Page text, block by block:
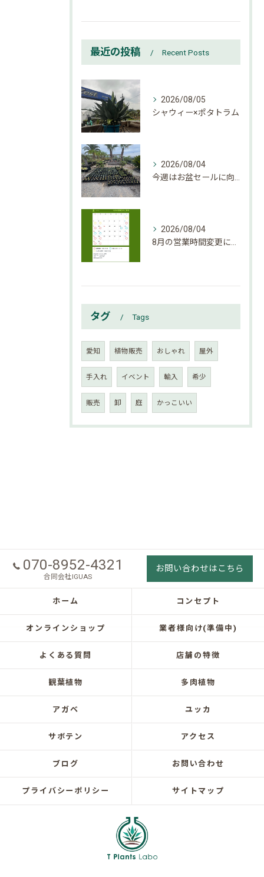
最近の投稿 Recent Posts
2026/08/05
シャウィー×ポタトラム
2026/08/04
2026/08/04
タグ Tags
愛知 植物販売 おしゃれ 屋外
手入れ イベント 輸入 希少
販売 卸 庭 かっこいい
070-8952-4321
合同会社IGUAS
お問い合わせはこちら
ホーム コンセプト
オンラインショップ 業者様向け(準備中)
よくある質問 店舗の特徴
観葉植物 多肉植物
アガベ ユッカ
サボテン アクセス
ブログ お問い合わせ
プライバシーポリシー サイトマップ